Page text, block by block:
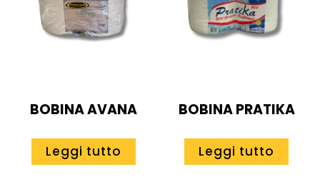
BOBINA AVANA
Leggi tutto
BOBINA PRATIKA
Leggi tutto